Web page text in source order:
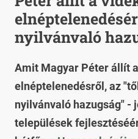
nyilvánvaló
Amit Magyar Péter állít
elnéptelenedésről, az
nyilvánvaló hazugság" -
települések